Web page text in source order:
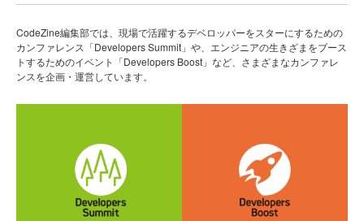
CodeZine編集部では、現場で活躍するデベロッパーをスターにするための
カンファレンス「Developers Summit」や、エンジニアの生きざまをブース
トするためのイベント「Developers Boost」など、さまざまなカンファレ
ンスを企画・運営しています。